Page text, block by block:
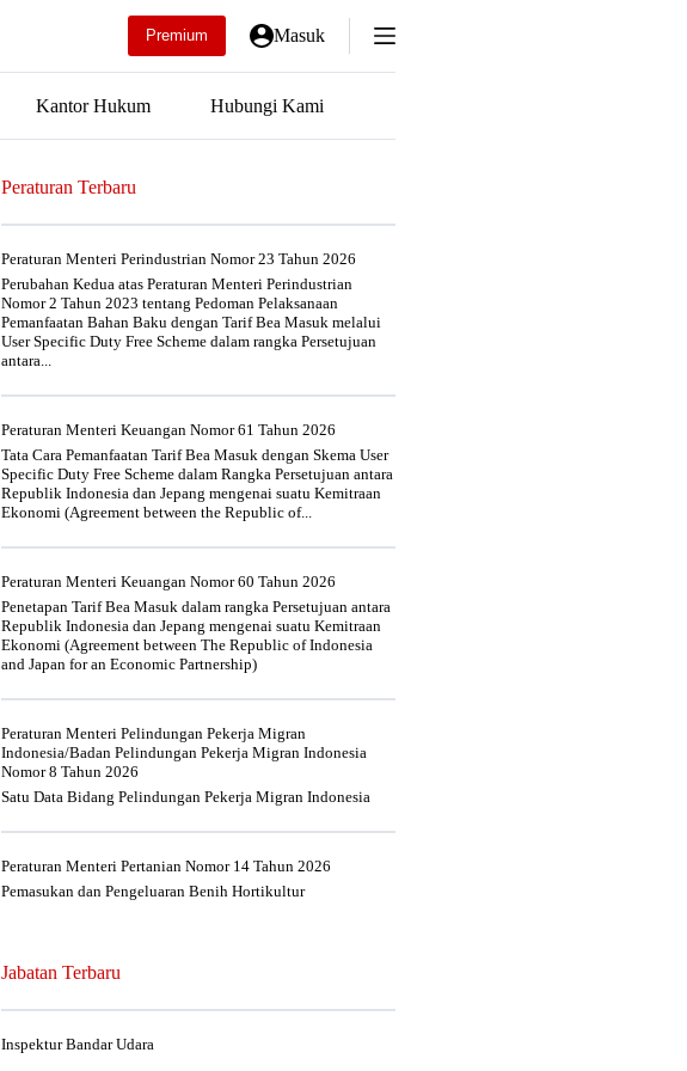
Premium Masuk
Kantor Hukum Hubungi Kami
Peraturan Terbaru
Peraturan Menteri Perindustrian Nomor 23 Tahun 2026
Perubahan Kedua atas Peraturan Menteri Perindustrian
Nomor 2 Tahun 2023 tentang Pedoman Pelaksanaan
Pemanfaatan Bahan Baku dengan Tarif Bea Masuk melalui
User Specific Duty Free Scheme dalam rangka Persetujuan
antara...
Peraturan Menteri Keuangan Nomor 61 Tahun 2026
Tata Cara Pemanfaatan Tarif Bea Masuk dengan Skema User
Specific Duty Free Scheme dalam Rangka Persetujuan antara
Republik Indonesia dan Jepang mengenai suatu Kemitraan
Ekonomi (Agreement between the Republic of...
Peraturan Menteri Keuangan Nomor 60 Tahun 2026
Penetapan Tarif Bea Masuk dalam rangka Persetujuan antara
Republik Indonesia dan Jepang mengenai suatu Kemitraan
Ekonomi (Agreement between The Republic of Indonesia
and Japan for an Economic Partnership)
Peraturan Menteri Pelindungan Pekerja Migran
Indonesia/Badan Pelindungan Pekerja Migran Indonesia
Nomor 8 Tahun 2026
Satu Data Bidang Pelindungan Pekerja Migran Indonesia
Peraturan Menteri Pertanian Nomor 14 Tahun 2026
Pemasukan dan Pengeluaran Benih Hortikultur
Jabatan Terbaru
Inspektur Bandar Udara